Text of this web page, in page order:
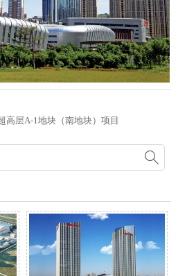
高层A-1地块（南地块）项目
